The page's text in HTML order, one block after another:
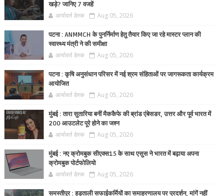
खड़े? जानिए 7 वजहें
आर्यावर्त डेस्क Aug 05, 2026
पटना : ANMMCH के पुनर्निर्माण हेतु तैयार किए जा रहे मास्टर प्लान की
स्वास्थ्य मंत्री ने की समीक्षा
आर्यावर्त डेस्क Aug 05, 2026
पटना : कृषि अनुसंधान परिसर में नई श्रम संहिताओं पर जागरूकता कार्यक्रम
आयोजित
आर्यावर्त डेस्क Aug 05, 2026
मुंबई : तारा सुतारिया बनीं मैककैफे की ब्रांड एंबेसडर, उत्तर और पूर्व भारत में
200 आउटलेट पूरे होने का जश्न
आर्यावर्त डेस्क Aug 05, 2026
मुंबई : नए क्रोमबुक सीएक्स15 के साथ एसुस ने भारत में बढ़ाया अपना
क्रोमबुक पोर्टफोलियो
आर्यावर्त डेस्क Aug 05, 2026
समस्तीपुर : हड़ताली सफाईकर्मियों का समाहरणालय पर प्रदर्शन, मांगें नहीं